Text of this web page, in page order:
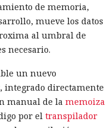
de memoria,
mueve los datos
al umbral de
necesario.
un nuevo
integrado directamente
manual de la memoiza
por el transpilador